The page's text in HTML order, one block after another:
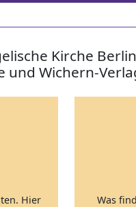
Kirche
und Wichern-
Hier
Was